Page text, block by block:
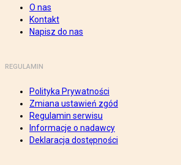
O nas
Kontakt
Napisz do nas
REGULAMIN
Polityka Prywatności
Zmiana ustawień zgód
Regulamin serwisu
Informacje o nadawcy
Deklaracja dostępności